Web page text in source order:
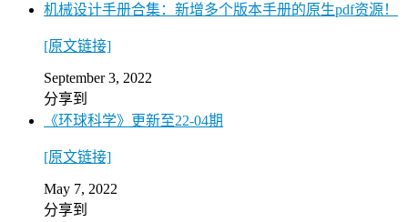
机械设计手册合集：新增多个版本手册的原生pdf资源！
[原文链接]
September 3, 2022
分享到
《环球科学》更新至22-04期
[原文链接]
May 7, 2022
分享到